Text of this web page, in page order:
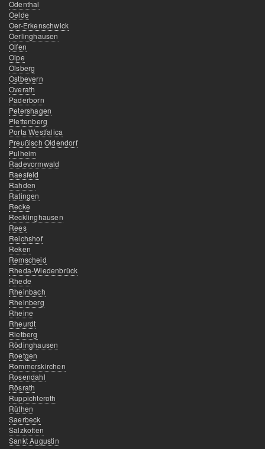
Odenthal
Oelde
Oer-Erkenschwick
Oerlinghausen
Olfen
Olpe
Olsberg
Ostbevern
Overath
Paderborn
Petershagen
Plettenberg
Porta Westfalica
Preußisch Oldendorf
Pulheim
Radevormwald
Raesfeld
Rahden
Ratingen
Recke
Recklinghausen
Rees
Reichshof
Reken
Remscheid
Rheda-Wiedenbrück
Rhede
Rheinbach
Rheinberg
Rheine
Rheurdt
Rietberg
Rödinghausen
Roetgen
Rommerskirchen
Rosendahl
Rösrath
Ruppichteroth
Rüthen
Saerbeck
Salzkotten
Sankt Augustin